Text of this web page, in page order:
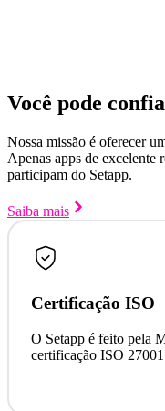
Você pode
Nossa missão é oferecer
Apenas apps de excelente
participam do Setapp.
Saiba mais
Certificação ISO
O Setapp é feito pela
certificação ISO